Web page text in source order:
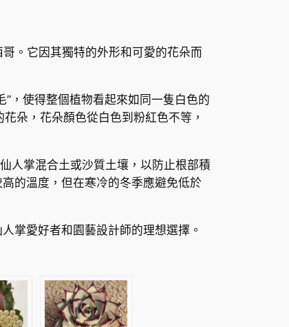
。它因其獨特的外形和可愛的花朵而
，使得整個植物看起來如同一隻白色的
朵，花朵顏色從白色到粉紅色不等，
人掌混合土或沙質土壤，以防止根部積
的溫度，但在寒冷的冬季應避免低於
掌愛好者和園藝設計師的理想選擇。